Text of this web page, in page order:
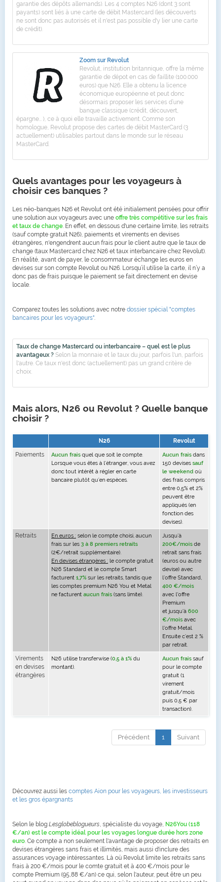
garantie des dépôts allemands). Les 4 comptes N26 (dont 3 sont
payants) sont liés à une carte de débit Mastercard (les découverts
ne sont donc pas autorisés et il n'est pas possible d'y lier une carte
de crédit).
Zoom sur Revolut
Revolut, institution britannique, offre la même
garantie de dépot en cas de faillite (100.000
euros) que N26. Elle a obtenu la licence
économique européenne et peut donc
désormais proposer les services d’une
banque classique (crédit, découvert,
épargne… ), ce à quoi elle travaille activement. Comme son
homologue, Revolut propose des cartes de débit MasterCard (3
actuellement) utilisables partout dans le monde sur le réseau
MasterCard.
Quels avantages pour les voyageurs à
choisir ces banques ?
Les néo-banques N26 et Revolut ont été initialement pensées pour offrir
une solution aux voyageurs avec une offre très compétitive sur les frais
et taux de change. En effet, en dessous d'une certaine limite, les retraits
(sauf compte gratuit N26), paiements et virements en devises
étrangères, n'engendrent aucun frais pour le client autre que le taux de
change (taux Mastercard chez N26 et taux interbancaire chez Revolut).
En réalité, avant de payer, le consommateur échange les euros en
devises sur son compte Revolut ou N26. Lorsqu’il utilise la carte, il n’y a
donc pas de frais puisque le paiement se fait directement en devise
locale.
Comparez toutes les solutions avec notre dossier spécial "comptes
bancaires pour les voyageurs".
Taux de change Mastercard ou interbancaire – quel est le plus
avantageux ?Selon la monnaie et le taux du jour, parfois l'un, parfois
l'autre. Ce taux n'est donc (actuellement) pas un grand critère de
choix.
Mais alors, N26 ou Revolut ? Quelle banque
choisir ?
N26
Revolut
Paiements
Aucun frais quel que soit le compte.
Lorsque vous êtes à l’étranger, vous avez
donc tout intérêt à régler en carte
bancaire plutôt qu’en espèces.
Aucun frais dans
150 devises sauf
le weekend où
des frais compris
entre 0,5% et 2%
peuvent être
appliqués (en
fonction des
devises).
Retraits En euros : selon le compte choisi, aucun
frais sur les 3 à 8 premiers retraits
(2€/retrait supplémentaire).
En devises étrangères : le compte gratuit
N26 Standard et le compte Smart
facturent 1,7% sur les retraits, tandis que
les comptes premium N26 You et Metal
ne facturent aucun frais (sans limite).
Jusqu’à
200€/mois de
retrait sans frais
(euros ou autre
devise) avec
l’offre Standard,
400 €/mois
avec l'offre
Premium
et jusqu'à 600
€/mois avec
l'offre Metal.
Ensuite c’est 2 %
par retrait.
Virements
en devises
étrangères
N26 utilise transferwise (0,5 à 1% du
montant).
Aucun frais sauf
pour le compte
gratuit (1
virement
gratuit/mois
puis 0,5 € par
transaction).
Précédent 1 Suivant
Découvrez aussi les comptes Aion pour les voyageurs, les investisseurs
et les gros épargnants
Selon le blog Lesglobeblogueurs, spécialiste du voyage, N26You (118
€/an) est le compte idéal pour les voyages longue durée hors zone
euro. Ce compte a non seulement l'avantage de proposer des retraits en
devises étrangères sans frais et illimités, mais aussi d'inclure des
assurances voyage intéressantes. Là où Revolut limite les retraits sans
frais à 200 €/mois pour le comte gratuit et à 400 €/mois pour le
compte Premium (95,88 €/an) ce qui, selon l'auteur, peut être un peu